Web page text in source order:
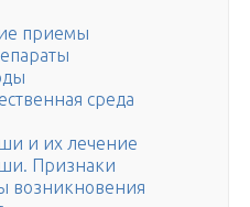
приемы
среда
и их лечение
Признаки
возникновения